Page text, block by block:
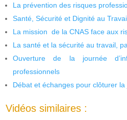
La prévention des risques
Santé, Sécurité et Dignité au
La mission de la CNAS face aux
La santé et la sécurité au travail,
Ouverture de la journée
professionnels
Débat et échanges pour clôturer la
Vidéos similaires :